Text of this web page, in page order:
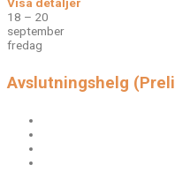
18 – 20
september
fredag
Avslutningshelg